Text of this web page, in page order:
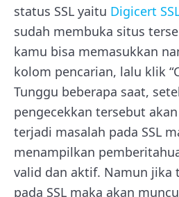
status SSL yaitu Digicert
sudah membuka situs
kamu bisa memasukkan
kolom pencarian, lalu klik
Tunggu beberapa saat,
pengecekkan tersebut
terjadi masalah pada SSL
menampilkan
valid dan aktif. Namun jika
pada SSL maka akan